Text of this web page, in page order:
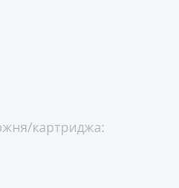
картриджа: